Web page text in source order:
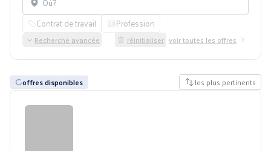
Contrat de travail Profession
Recherche avancée réinitialiser voir toutes les offres
offres disponibles les plus pertinents